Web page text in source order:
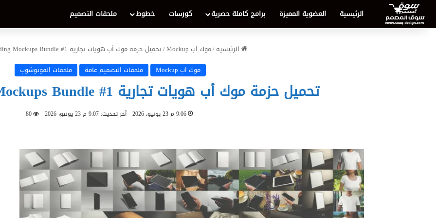
الرئيسية العضوية المميزة برامج كاملة حصرية كورسات خطوط ملحقات التصميم
الرئيسية/موك اب Mockup /تحميل حزمة موك أب هويات تجارية Branding Mockups Bundle #1 مجاناً
موك اب Mockup
ملحقات التصميم عامة ملحقات الفوتوشوب
تحميل حزمة موك أب هويات تجارية Branding Mockups Bundle #1 مجاناً
9:06 م 23 يونيو، 2026 آخر تحديث: 9:07 م 23 يونيو، 2026 80